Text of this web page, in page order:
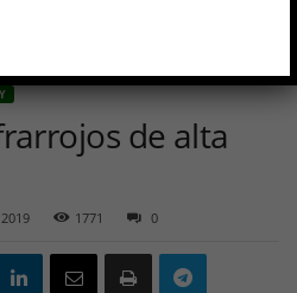
de alta
1771 0